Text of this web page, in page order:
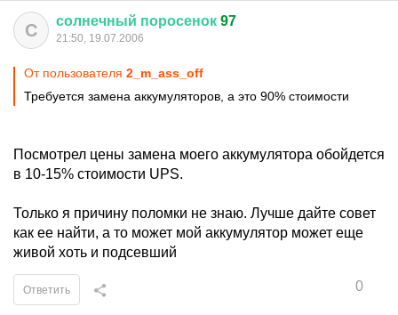
С солнечный поросенок 97
21:50, 19.07.2006
От пользователя 2_m_ass_off
Требуется замена аккумуляторов, а это 90% стоимости
Посмотрел цены замена моего аккумулятора обойдется
в 10-15% стоимости UPS.
Только я причину поломки не знаю. Лучше дайте совет
как ее найти, а то может мой аккумулятор может еще
живой хоть и подсевший
0
Ответить